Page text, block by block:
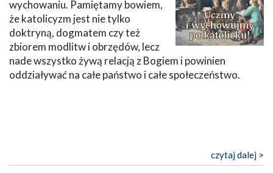
wychowaniu. Pamiętamy bowiem,
że katolicyzm jest nie tylko
doktryną, dogmatem czy też
zbiorem modlitw i obrzędów, lecz
nade wszystko żywą relacją z Bogiem i powinien
oddziaływać na całe państwo i całe społeczeństwo.
czytaj dalej >